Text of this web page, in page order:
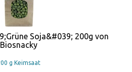
Soja&#039; 200g von
Biosnacky
g Keimsaat